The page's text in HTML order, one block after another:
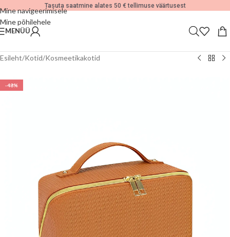
Mine navigeerimisele
Mine põhilehele
Tasuta saatmine alates 50 € tellimuse väärtusest
MENÜÜ
Esileht/Kotid/Kosmeetikakotid
-48%